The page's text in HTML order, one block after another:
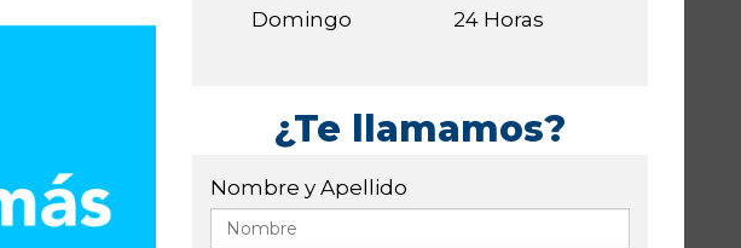
Domingo 24 Horas
¿Te llamamos?
Nombre y Apellido